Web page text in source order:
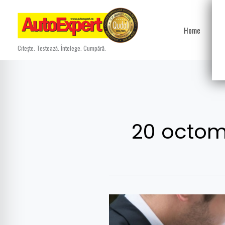
content
Citește. Testează. Întelege. Cumpără.
Home
20
Tarifele
RCA